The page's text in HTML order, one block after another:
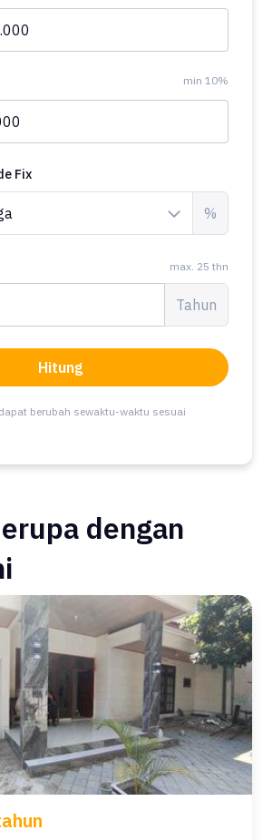
min 10%
Fix
%
max. 25 thn
Tahun
Hitung
berubah sewaktu-waktu sesuai
dengan